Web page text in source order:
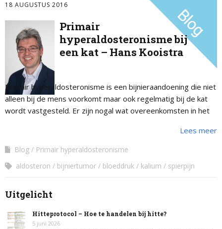
18 AUGUSTUS 2016
Primair
hyperaldosteronisme bij
een kat – Hans Kooistra
Primair hyperaldosteronisme is een bijnieraandoening die niet
alleen bij de mens voorkomt maar ook regelmatig bij de kat
wordt vastgesteld. Er zijn nogal wat overeenkomsten in het
overmaat aan aldosteron in het bloed tot een verminderde
spierfunctie (ten gevolge van te weinig kalium) en/of hoge
die helaas vaak gemist wordt. Om die reden worden de
illustratie maken we kennis met Felix.
Lees meer
Blog
Primair hyperaldosteronisme
aldosteron
bijniertumor bloeddruk kalium spierpijn
Uitgelicht
Hitteprotocol – Hoe te handelen bij hitte?
5 juni 2026